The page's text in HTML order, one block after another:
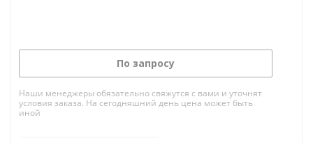
По запросу
Наши менеджеры обязательно свяжутся с вами и уточнят
условия заказа. На сегодняшний день цена может быть
иной